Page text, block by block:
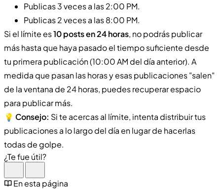
Publicas 3 veces a las 2:00 PM.
Publicas 2 veces a las 8:00 PM.
Si el límite es10 posts en 24 horas, no podrás publicar
más hasta que haya pasado el tiempo suficiente desde
tu primera publicación (10:00 AM del día anterior). A
medida que pasan las horas y esas publicaciones "salen"
de la ventana de 24 horas, puedes recuperar espacio
para publicar más.
💡 Consejo: Si te acercas al límite, intenta distribuir tus
publicaciones a lo largo del día en lugar de hacerlas
todas de golpe.
¿Te fue útil?
En esta página